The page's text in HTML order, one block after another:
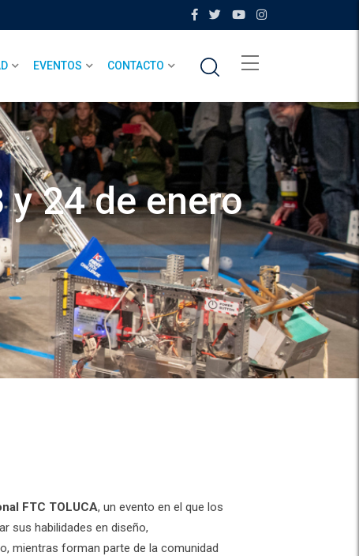
EVENTOS CONTACTO
y 24 de enero
FTC TOLUCA, un evento en el que los
sus habilidades en diseño,
mientras forman parte de la comunidad